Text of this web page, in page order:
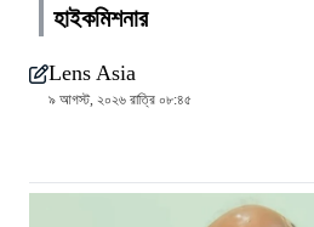
হাইকমিশনার
Lens Asia
৯ আগস্ট, ২০২৬ রাত্রি ০৮:৪৫